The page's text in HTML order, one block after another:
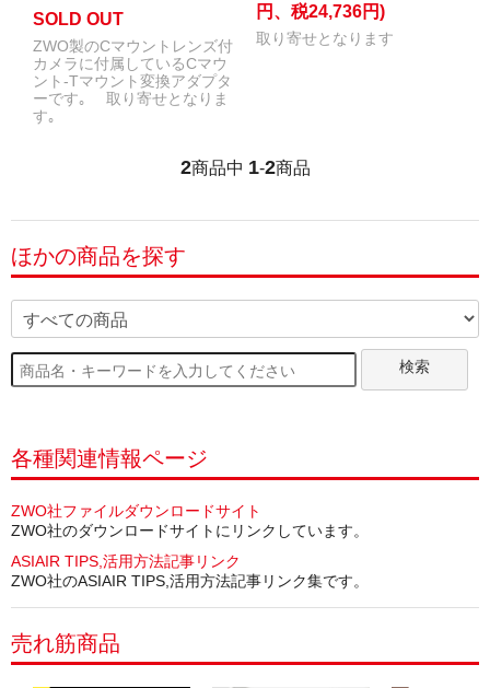
SOLD OUT
ZWO製のCマウントレンズ付
カメラに付属しているCマウ
ント-Tマウント変換アダプタ
ーです｡ 取り寄せとなりま
す｡
円、税24,736円)
取り寄せとなります
2商品中 1-2商品
ほかの商品を探す
検索
各種関連情報ページ
ZWO社ファイルダウンロードサイト
ZWO社のダウンロードサイトにリンクしています。
ASIAIR TIPS,活用方法記事リンク
ZWO社のASIAIR TIPS,活用方法記事リンク集です。
売れ筋商品